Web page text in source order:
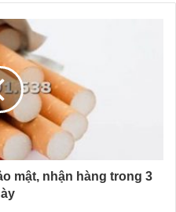
mật, nhận hàng trong 3